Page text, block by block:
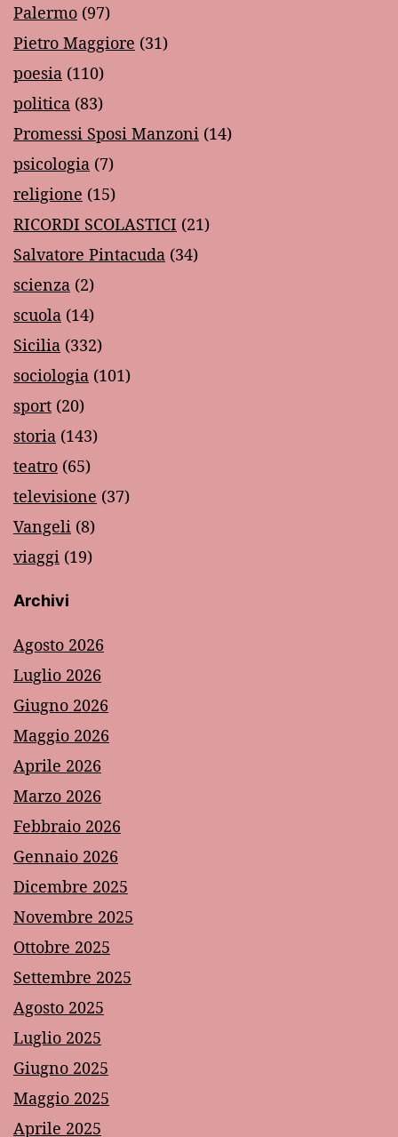
Palermo (97)
Pietro Maggiore (31)
poesia (110)
politica (83)
Promessi Sposi Manzoni (14)
psicologia (7)
religione (15)
RICORDI SCOLASTICI (21)
Salvatore Pintacuda (34)
scienza (2)
scuola (14)
Sicilia (332)
sociologia (101)
sport (20)
storia (143)
teatro (65)
televisione (37)
Vangeli (8)
viaggi (19)
Archivi
Agosto 2026
Luglio 2026
Giugno 2026
Maggio 2026
Aprile 2026
Marzo 2026
Febbraio 2026
Gennaio 2026
Dicembre 2025
Novembre 2025
Ottobre 2025
Settembre 2025
Agosto 2025
Luglio 2025
Giugno 2025
Maggio 2025
Aprile 2025